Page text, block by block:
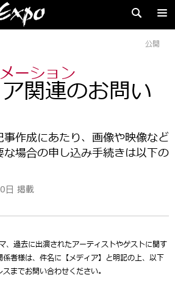
公開
ーション
関連のお問い
作成にあたり、画像や映像など
場合の申し込み手続きは以下の
日 掲載
、過去に出演されたアーティストやゲストに関す
者様は、件名に【メディア】と明記の上、以下
までお問い合わせください。